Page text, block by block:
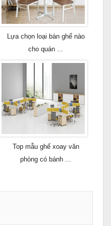
Lựa chọn loại bàn ghế nào
cho quán ...
Top mẫu ghế xoay văn
phòng có bánh ...